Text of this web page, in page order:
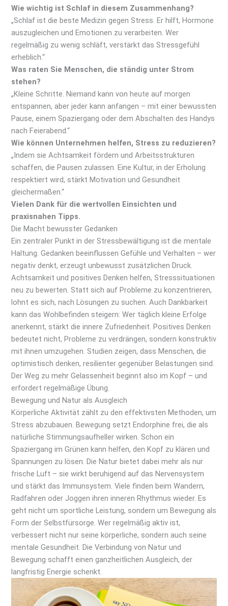
Wie wichtig ist Schlaf in diesem Zusammenhang?
„Schlaf ist die beste Medizin gegen Stress. Er hilft, Hormone
auszugleichen und Emotionen zu verarbeiten. Wer
regelmäßig zu wenig schläft, verstärkt das Stressgefühl
erheblich.“
Was raten Sie Menschen, die ständig unter Strom
stehen?
„Kleine Schritte. Niemand kann von heute auf morgen
entspannen, aber jeder kann anfangen – mit einer bewussten
Pause, einem Spaziergang oder dem Abschalten des Handys
nach Feierabend.“
Wie können Unternehmen helfen, Stress zu reduzieren?
„Indem sie Achtsamkeit fördern und Arbeitsstrukturen
schaffen, die Pausen zulassen. Eine Kultur, in der Erholung
respektiert wird, stärkt Motivation und Gesundheit
gleichermaßen.“
Vielen Dank für die wertvollen Einsichten und
praxisnahen Tipps.
Die Macht bewusster Gedanken
Ein zentraler Punkt in der Stressbewältigung ist die mentale
Haltung. Gedanken beeinflussen Gefühle und Verhalten – wer
negativ denkt, erzeugt unbewusst zusätzlichen Druck.
Achtsamkeit und positives Denken helfen, Stresssituationen
neu zu bewerten. Statt sich auf Probleme zu konzentrieren,
lohnt es sich, nach Lösungen zu suchen. Auch Dankbarkeit
kann das Wohlbefinden steigern: Wer täglich kleine Erfolge
anerkennt, stärkt die innere Zufriedenheit. Positives Denken
bedeutet nicht, Probleme zu verdrängen, sondern konstruktiv
mit ihnen umzugehen. Studien zeigen, dass Menschen, die
optimistisch denken, resilienter gegenüber Belastungen sind.
Der Weg zu mehr Gelassenheit beginnt also im Kopf – und
erfordert regelmäßige Übung.
Bewegung und Natur als Ausgleich
Körperliche Aktivität zählt zu den effektivsten Methoden, um
Stress abzubauen. Bewegung setzt Endorphine frei, die als
natürliche Stimmungsaufheller wirken. Schon ein
Spaziergang im Grünen kann helfen, den Kopf zu klären und
Spannungen zu lösen. Die Natur bietet dabei mehr als nur
frische Luft – sie wirkt beruhigend auf das Nervensystem
und stärkt das Immunsystem. Viele finden beim Wandern,
Radfahren oder Joggen ihren inneren Rhythmus wieder. Es
geht nicht um sportliche Leistung, sondern um Bewegung als
Form der Selbstfürsorge. Wer regelmäßig aktiv ist,
verbessert nicht nur seine körperliche, sondern auch seine
mentale Gesundheit. Die Verbindung von Natur und
Bewegung schafft einen ganzheitlichen Ausgleich, der
langfristig Energie schenkt.